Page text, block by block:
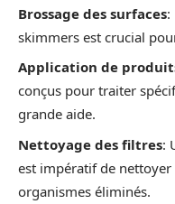
Brossage des surfaces:
skimmers est crucial
Application de
conçus pour traiter
grande aide.
Nettoyage des filtres:
est impératif de
organismes éliminés.